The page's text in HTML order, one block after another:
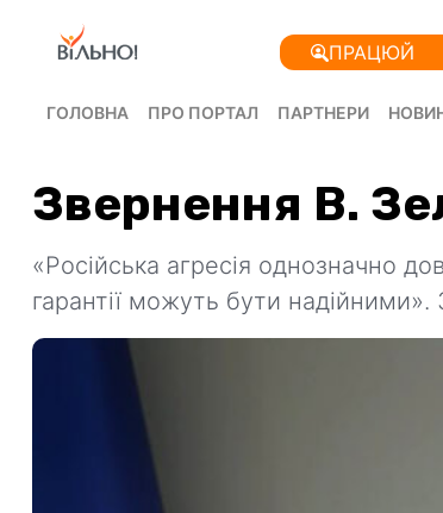
ПРАЦЮЙ
ГОЛОВНА ПРО ПОРТАЛ ПАРТНЕРИ
Звернення В.
«Російська агресія однозначно
гарантії можуть бути